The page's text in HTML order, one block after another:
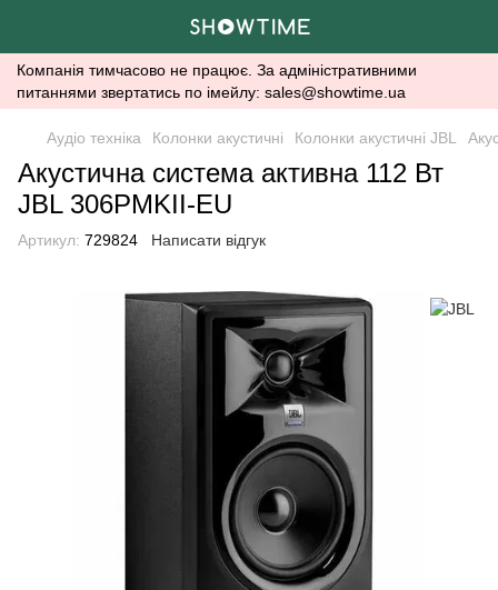
Компанія тимчасово не працює. За адміністративними
питаннями звертатись по імейлу: sales@showtime.ua
Аудіо техніка Колонки акустичні Колонки акустичні JBL
Акустична система активна 112 Вт
JBL 306PMKII-EU
Артикул: 729824 Написати відгук